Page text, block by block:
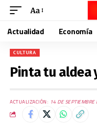
Aa
Actualidad Economía
CULTURA
Pinta tu aldea
ACTUALIZACIÓN: 14 DE